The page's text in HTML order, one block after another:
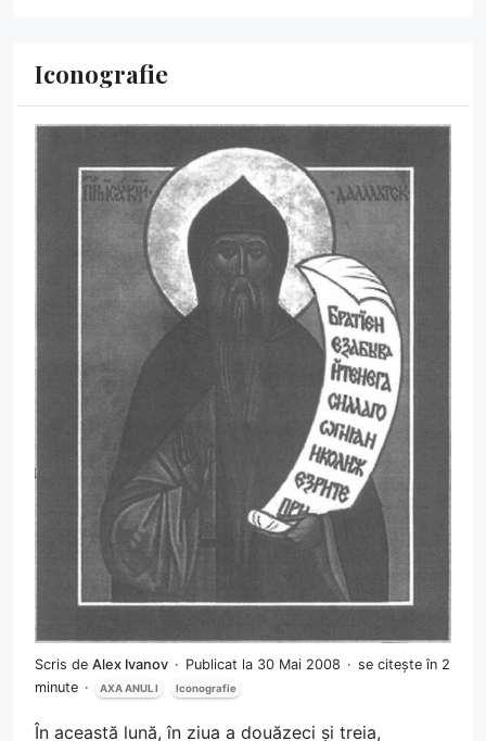
Iconografie
Scris de Alex Ivanov Publicat la 30 Mai 2008
se citește în 2
minute
AXA ANUL I Iconografie
În această lună, în ziua a douăzeci și treia,